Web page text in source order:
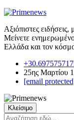
Αξιόπιστες
Μείνετε
Ελλάδα και τον
25ης Μαρτίου
[email
Κλείσιμο